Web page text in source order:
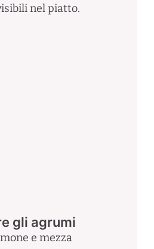
nel piatto.
gli agrumi
e mezza